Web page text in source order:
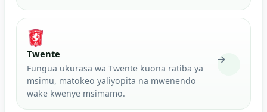
Twente
Fungua ukurasa wa Twente kuona ratiba ya
msimu, matokeo yaliyopita na mwenendo
wake kwenye msimamo.